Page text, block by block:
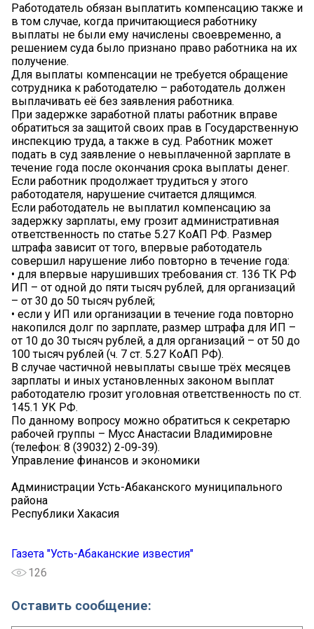
Работодатель обязан выплатить компенсацию также и
в том случае, когда причитающиеся работнику
выплаты не были ему начислены своевременно, а
решением суда было признано право работника на их
получение.
Для выплаты компенсации не требуется обращение
сотрудника к работодателю – работодатель должен
выплачивать её без заявления работника.
При задержке заработной платы работник вправе
обратиться за защитой своих прав в Государственную
инспекцию труда, а также в суд. Работник может
подать в суд заявление о невыплаченной зарплате в
течение года после окончания срока выплаты денег.
Если работник продолжает трудиться у этого
работодателя, нарушение считается длящимся.
Если работодатель не выплатил компенсацию за
задержку зарплаты, ему грозит административная
ответственность по статье 5.27 КоАП РФ. Размер
штрафа зависит от того, впервые работодатель
совершил нарушение либо повторно в течение года:
• для впервые нарушивших требования ст. 136 ТК РФ
ИП – от одной до пяти тысяч рублей, для организаций
– от 30 до 50 тысяч рублей;
• если у ИП или организации в течение года повторно
накопился долг по зарплате, размер штрафа для ИП –
от 10 до 30 тысяч рублей, а для организаций – от 50 до
100 тысяч рублей (ч. 7 ст. 5.27 КоАП РФ).
В случае частичной невыплаты свыше трёх месяцев
зарплаты и иных установленных законом выплат
работодателю грозит уголовная ответственность по ст.
145.1 УК РФ.
По данному вопросу можно обратиться к секретарю
рабочей группы – Мусс Анастасии Владимировне
(телефон: 8 (39032) 2-09-39).
Управление финансов и экономики
Администрации Усть-Абаканского муниципального
района
Республики Хакасия
Газета "Усть-Абаканские известия"
126
Оставить сообщение: